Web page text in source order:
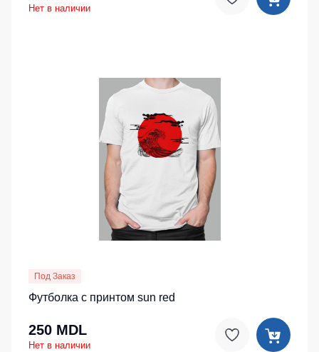
Нет в наличии
Под Заказ
Футболка с принтом sun red
250 MDL
Нет в наличии